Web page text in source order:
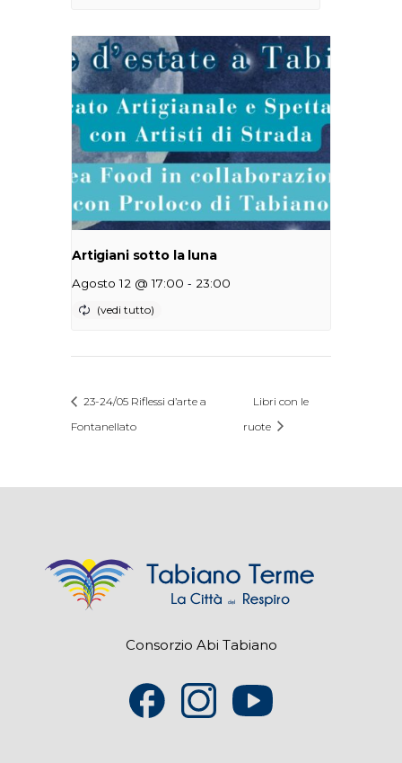
Artigiani sotto la luna
Agosto 12 @ 17:00 - 23:00
23-24/05 Riflessi d’arte a
Fontanellato
Libri con le
ruote
Consorzio Abi Tabiano